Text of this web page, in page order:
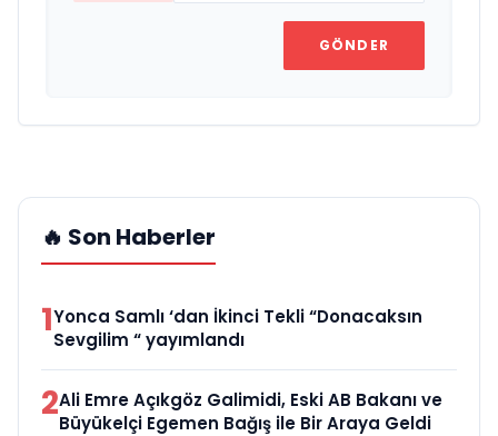
GÖNDER
🔥 Son Haberler
1Yonca Samlı ‘dan İkinci Tekli “Donacaksın
Sevgilim “ yayımlandı
2Ali Emre Açıkgöz Galimidi, Eski AB Bakanı ve
Büyükelçi Egemen Bağış ile Bir Araya Geldi